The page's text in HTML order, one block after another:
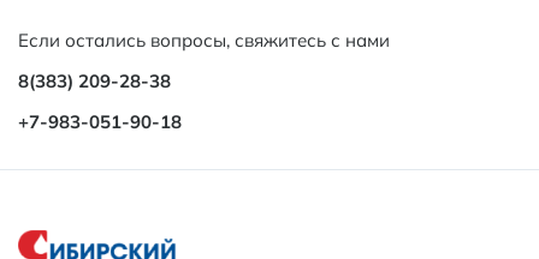
Если остались вопросы, свяжитесь с нами
8(383) 209-28-38
+7-983-051-90-18